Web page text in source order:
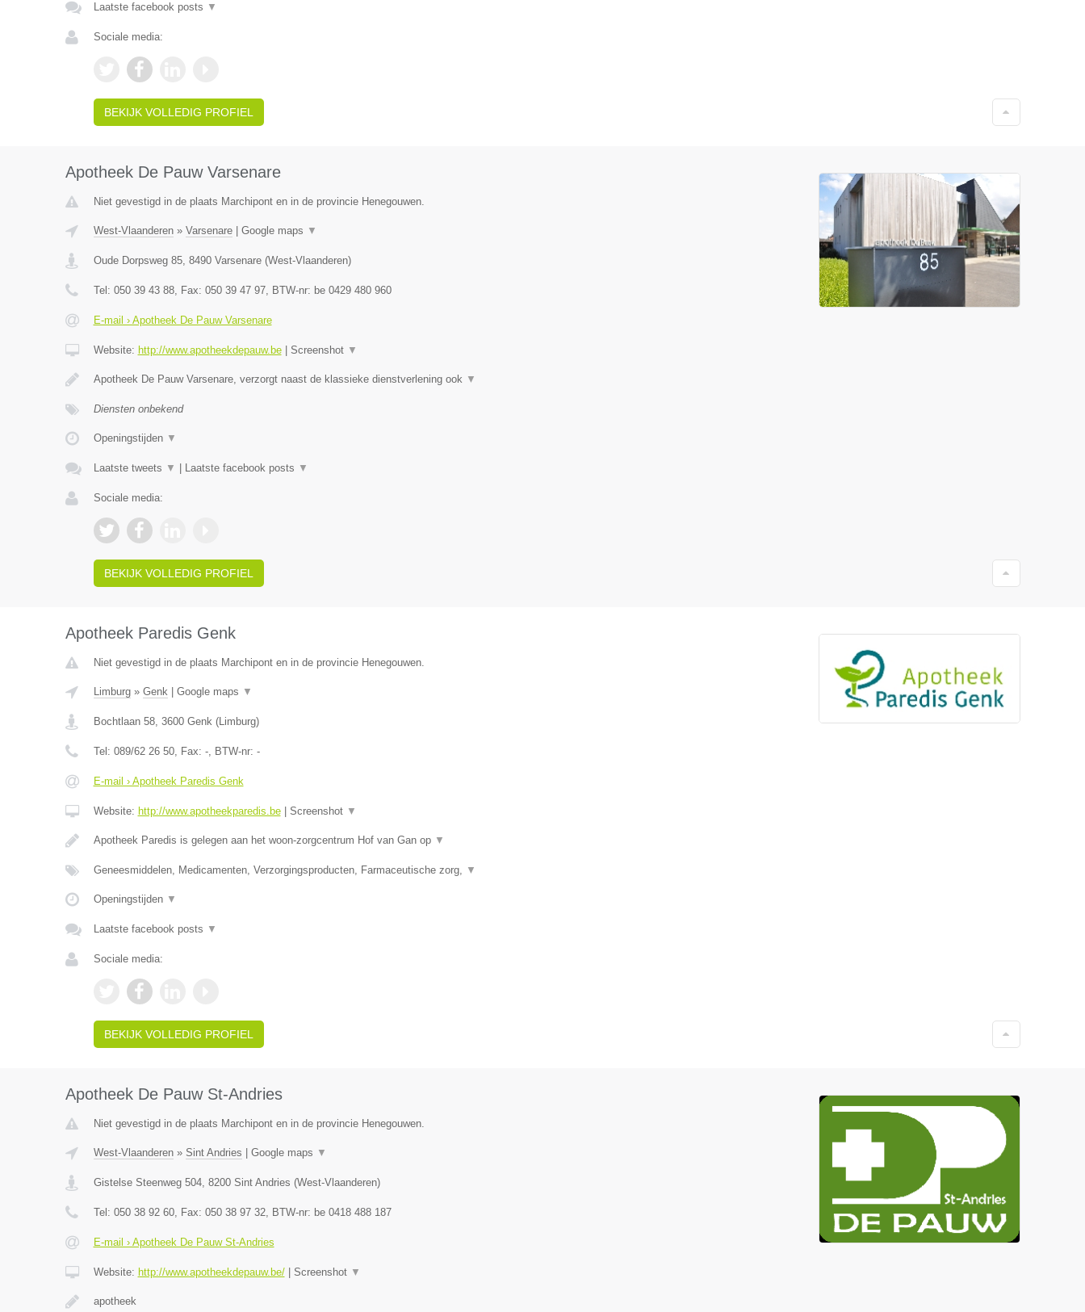
Laatste facebook posts ▼
Sociale media:
BEKIJK VOLLEDIG PROFIEL
Apotheek De Pauw Varsenare
Niet gevestigd in de plaats Marchipont en in de provincie Henegouwen.
West-Vlaanderen» Varsenare| Google maps ▼
Oude Dorpsweg 85, 8490 Varsenare(West-Vlaanderen)
Tel: 050 39 43 88, Fax: 050 39 47 97, BTW-nr: be 0429 480 960
E-mail › Apotheek De Pauw Varsenare
Website: http://www.apotheekdepauw.be| Screenshot ▼
Apotheek De Pauw Varsenare, verzorgt naast de klassieke dienstverlening ook ▼
Diensten onbekend
Openingstijden ▼
Laatste tweets ▼ Laatste facebook posts ▼
Sociale media:
BEKIJK VOLLEDIG PROFIEL
Apotheek Paredis Genk
Niet gevestigd in de plaats Marchipont en in de provincie Henegouwen.
Limburg» Genk| Google maps ▼
Bochtlaan 58, 3600 Genk(Limburg)
Tel: 089/62 26 50, Fax: -, BTW-nr: -
E-mail › Apotheek Paredis Genk
Website: http://www.apotheekparedis.be| Screenshot ▼
Apotheek Paredis is gelegen aan het woon-zorgcentrum Hof van Gan op ▼
Geneesmiddelen, Medicamenten, Verzorgingsproducten, Farmaceutische zorg, ▼
Openingstijden ▼
Laatste facebook posts ▼
Sociale media:
BEKIJK VOLLEDIG PROFIEL
Apotheek De Pauw St-Andries
Niet gevestigd in de plaats Marchipont en in de provincie Henegouwen.
West-Vlaanderen» Sint Andries Google maps ▼
Gistelse Steenweg 504, 8200 Sint Andries (West-Vlaanderen)
Tel: 050 38 92 60, Fax: 050 38 97 32, BTW-nr: be 0418 488 187
E-mail › Apotheek De Pauw St-Andries
Website: http://www.apotheekdepauw.be/| Screenshot ▼
apotheek